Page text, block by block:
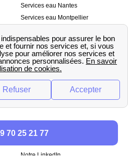
Services eau Nantes
Services eau Montpellier
Services eau Strasbourg
💧 Comparer les fournisseurs
d’eau
Notre LinkedIn
70 25 21 77